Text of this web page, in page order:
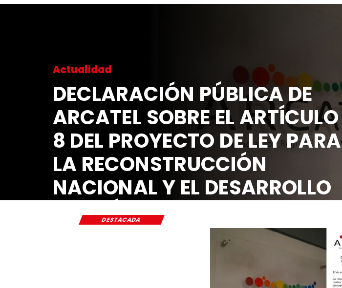
Actualidad
DECLARACIÓN PÚBLICA DE
ARCATEL SOBRE EL ARTÍCULO
8 DEL PROYECTO DE LEY PARA
LA RECONSTRUCCIÓN
NACIONAL Y EL DESARROLLO
ECONÓMICO Y SOCIAL
DESTACADA